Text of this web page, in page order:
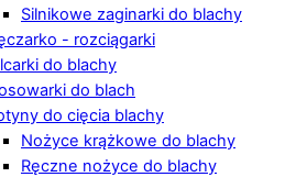
Silnikowe zaginarki do blachy
- rozciągarki
do blachy
do blach
do cięcia blachy
Nożyce krążkowe do blachy
Ręczne nożyce do blachy